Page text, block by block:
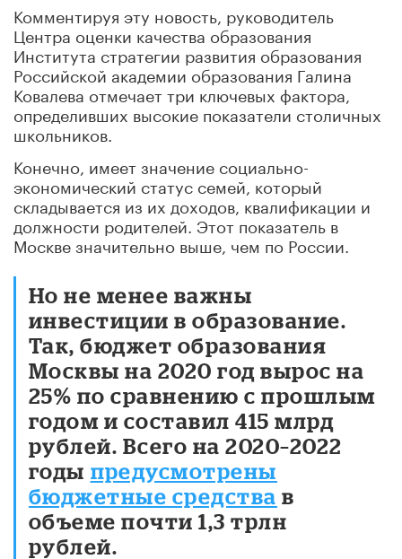
Комментируя эту новость, руководитель
Центра оценки качества образования
Института стратегии развития образования
Российской академии образования Галина
Ковалева отмечает три ключевых фактора,
определивших высокие показатели столичных
школьников.
Конечно, имеет значение социально-
экономический статус семей, который
складывается из их доходов, квалификации и
должности родителей. Этот показатель в
Москве значительно выше, чем по России.
Но не менее важны
инвестиции в образование.
Так, бюджет образования
Москвы на 2020 год вырос на
25% по сравнению с прошлым
годом и составил 415 млрд
рублей. Всего на 2020–2022
годы предусмотрены
бюджетные средства в
объеме почти 1,3 трлн
рублей.